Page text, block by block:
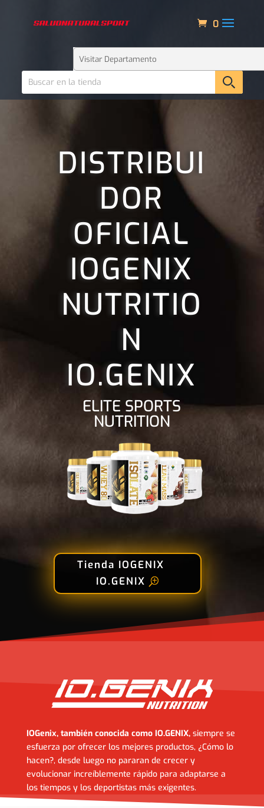
0
DISTRIBUI
DOR
OFICIAL
IOGENIX
NUTRITIO
N
IO.GENIX
ELITE SPORTS
NUTRITION
Tienda IOGENIX
IO.GENIX
IOGenix, también conocida como IO.GENIX,siempre se
esfuerza por ofrecer los mejores productos, ¿Cómo lo
hacen?, desde luego no pararan de crecer y
evolucionar increíblemente rápido para adaptarse a
los tiempos y los deportistas más exigentes.